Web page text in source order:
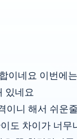
이네요 이번에
있네요
이니 해서 쉬운
도 차이가 너